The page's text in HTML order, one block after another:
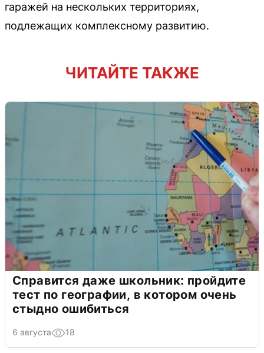
гаражей на нескольких территориях,
подлежащих комплексному развитию.
ЧИТАЙТЕ ТАКЖЕ
Справится даже школьник: пройдите
тест по географии, в котором очень
стыдно ошибиться
6 августа 18